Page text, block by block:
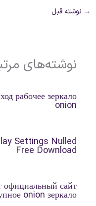
→ نوشته قبل
نوشته‌های
рабочее зеркало
onion
Settings Nulled
Free Download
официальный сайт
onion зеркало